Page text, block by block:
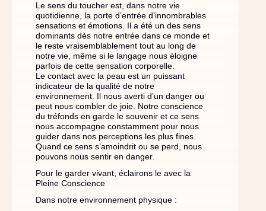
Le sens du toucher est, dans notre vie
quotidienne, la porte d’entrée d’innombrables
sensations et émotions. Il a été un des sens
dominants dès notre entrée dans ce monde et
le reste vraisemblablement tout au long de
notre vie, même si le langage nous éloigne
parfois de cette sensation corporelle.
Le contact avec la peau est un puissant
indicateur de la qualité de notre
environnement. Il nous averti d’un danger ou
peut nous combler de joie. Notre conscience
du tréfonds en garde le souvenir et ce sens
nous accompagne constamment pour nous
guider dans nos perceptions les plus fines.
Quand ce sens s’amoindrit ou se perd, nous
pouvons nous sentir en danger.
Pour le garder vivant, éclairons le avec la
Pleine Conscience
Dans notre environnement physique :